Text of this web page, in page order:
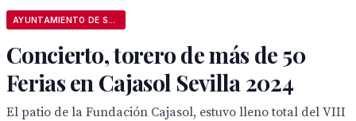
Concierto, torero de más de 50
Ferias en Cajasol Sevilla 2024
El patio de la Fundación Cajasol, estuvo lleno total del VIII